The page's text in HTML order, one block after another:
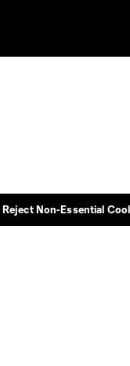
prohibido.
Reject Non-Essential